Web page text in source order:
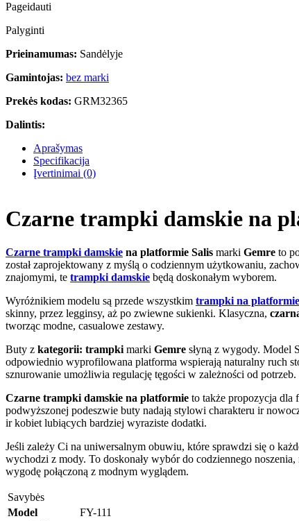
Pageidauti
Palyginti
Prieinamumas: Sandėlyje
Gamintojas: bez marki
Prekės kodas: GRM32365
Dalintis:
Aprašymas
Specifikacija
Įvertinimai (0)
Czarne trampki damskie na
Czarne trampki damskie na platformie Salis marki Gemre to
został zaprojektowany z myślą o codziennym użytkowaniu,
znajomymi, te trampki damskie będą doskonałym wyborem.
Wyróżnikiem modelu są przede wszystkim trampki na platformie
skinny, przez legginsy, aż po zwiewne sukienki. Klasyczna,
tworząc modne, casualowe zestawy.
Buty z kategorii: trampki marki Gemre słyną z wygody. Model
odpowiednio wyprofilowana platforma wspierają naturalny ruch
sznurowanie umożliwia regulację tęgości w zależności od potrzeb.
Czarne trampki damskie na platformie to także propozycja dla
podwyższonej podeszwie buty nadają stylowi charakteru ir
ir kobiet lubiących bardziej wyraziste dodatki.
Jeśli zależy Ci na uniwersalnym obuwiu, które sprawdzi się o
wychodzi z mody. To doskonały wybór do codziennego
wygodę połączoną z modnym wyglądem.
Savybės
Model
FY-111